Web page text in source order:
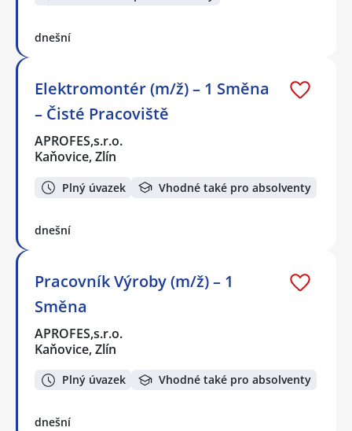
dnešní
Elektromontér (m/ž) – 1 Směna
– Čisté Pracoviště
APROFES,s.r.o.
Kaňovice, Zlín
Plný úvazek Vhodné také pro absolventy
dnešní
Pracovník Výroby (m/ž) – 1
Směna
APROFES,s.r.o.
Kaňovice, Zlín
Plný úvazek Vhodné také pro absolventy
dnešní